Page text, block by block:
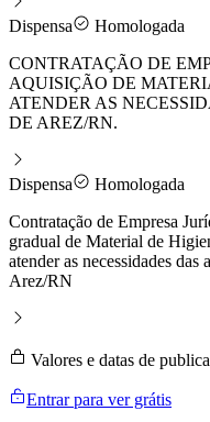
Dispensa
Homologada
CONTRATAÇÃO DE
AQUISIÇÃO DE
ATENDER AS
DE AREZ/RN.
Dispensa
Homologada
Contratação de Empresa
gradual de Material de
atender as necessidades
Arez/RN
Valores e datas de
Entrar para ver grátis